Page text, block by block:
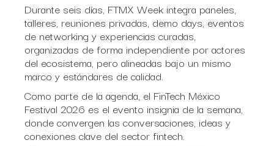
Durante seis días, FTMX Week integra paneles,
talleres, reuniones privadas, demo days, eventos
de networking y experiencias curadas,
organizadas de forma independiente por actores
del ecosistema, pero alineadas bajo un mismo
marco y estándares de calidad.
Como parte de la agenda, el FinTech México
Festival 2026 es el evento insignia de la semana,
donde convergen las conversaciones, ideas y
conexiones clave del sector fintech.